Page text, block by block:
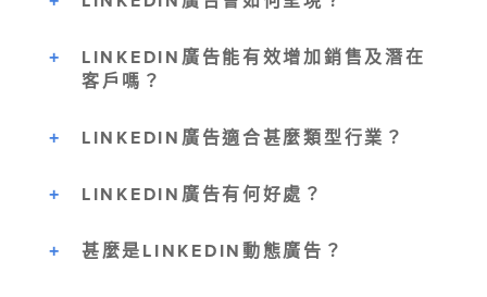
LINKEDIN廣告能有效增加銷售及潛在
客戶嗎？
LINKEDIN廣告適合甚麼類型行業？
LINKEDIN廣告有何好處？
甚麼是LINKEDIN動態廣告？